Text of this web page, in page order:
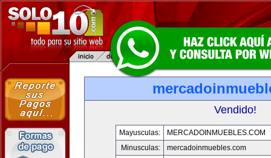
Vendido!
Mayusculas:
MERCADOINMUEBLES.COM
Minusculas:
mercadoinmuebles.com